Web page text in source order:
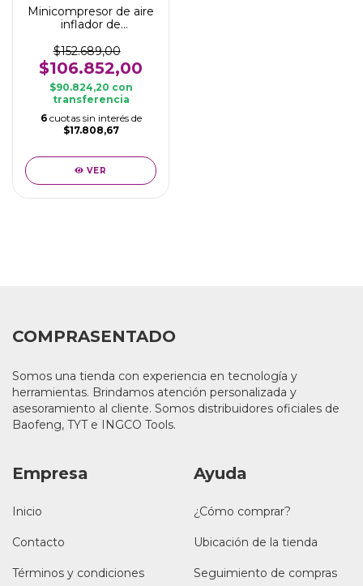
Minicompresor de aire
inflador de
doble pistón 12V
$152.689,00
$106.852,00
$90.824,20 con
transferencia
6 cuotas sin interés de
$17.808,67
VER
COMPRASENTADO
Somos una tienda con experiencia en tecnología y
herramientas. Brindamos atención personalizada y
asesoramiento al cliente. Somos distribuidores oficiales de
Baofeng, TYT e INGCO Tools.
Empresa
Inicio
Contacto
Términos y condiciones
Ayuda
¿Cómo comprar?
Ubicación de la tienda
Seguimiento de compras